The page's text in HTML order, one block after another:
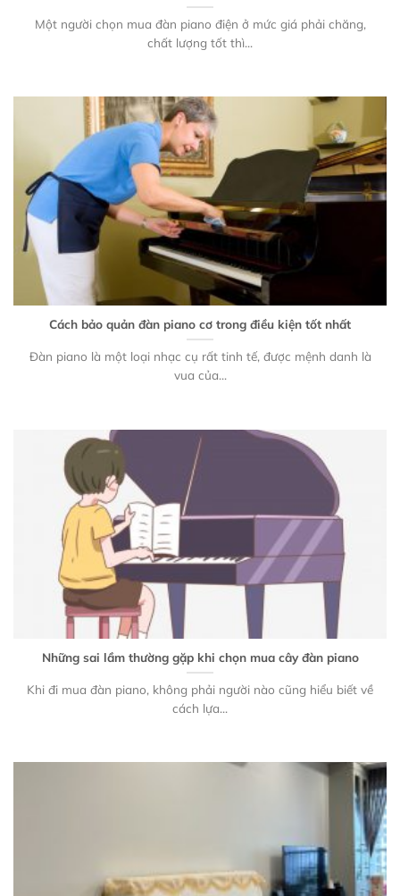
Một người chọn mua đàn piano điện ở mức giá phải chăng,
chất lượng tốt thì...
Cách bảo quản đàn piano cơ trong điều kiện tốt nhất
Đàn piano là một loại nhạc cụ rất tinh tế, được mệnh danh là
vua của...
Những sai lầm thường gặp khi chọn mua cây đàn piano
Khi đi mua đàn piano, không phải người nào cũng hiểu biết về
cách lựa...